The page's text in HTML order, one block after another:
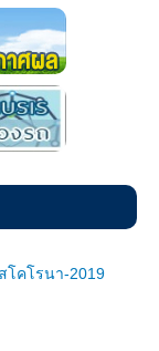
โคโรนา-2019